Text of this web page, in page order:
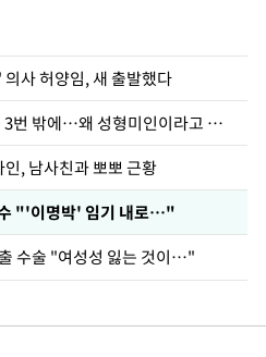
사 허양임, 새 출발했다
장영란 "쌍커풀 3번 밖에…왜 성형미인이라고 하냐"
, 남사친과 뽀뽀 근황
"'이명박' 임기 내로…"
수술 "여성성 잃는 것이…"